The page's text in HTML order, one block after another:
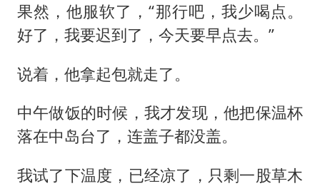
果然，他服软了，“那行吧，我少喝点。
好了，我要迟到了，今天要早点去。”
说着，他拿起包就走了。
中午做饭的时候，我才发现，他把保温杯
落在中岛台了，连盖子都没盖。
我试了下温度，已经凉了，只剩一股草木